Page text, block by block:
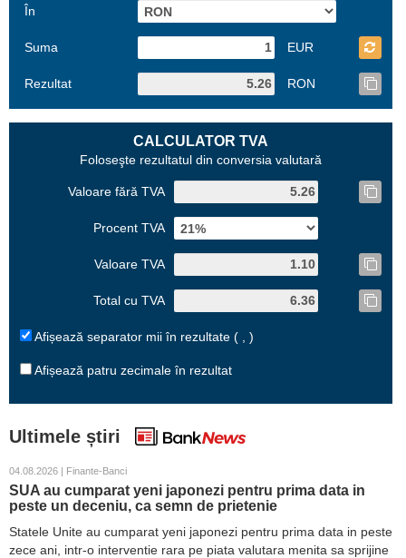
În
Suma EUR
Rezultat RON
CALCULATOR TVA
Foloseşte rezultatul din conversia valutară
Valoare fără TVA
Procent TVA
Valoare TVA
Total cu TVA
Afișează separator mii în rezultate ( , )
Afișează patru zecimale în rezultat
Ultimele știri
04.08.2026 | Finante-Banci
SUA au cumparat yeni japonezi pentru prima data in
peste un deceniu, ca semn de prietenie
Statele Unite au cumparat yeni japonezi pentru prima data in peste
zece ani, intr-o interventie rara pe piata valutara menita sa sprijine